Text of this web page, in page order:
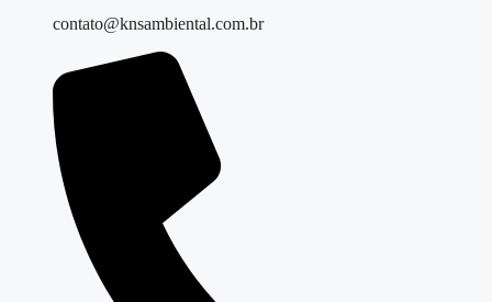
contato@knsambiental.com.br